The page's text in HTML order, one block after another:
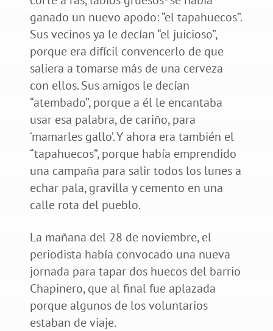
ganado un nuevo apodo: “el tapahuecos”.
Sus vecinos ya le decían “el juicioso”,
porque era difícil convencerlo de que
saliera a tomarse más de una cerveza
con ellos. Sus amigos le decían
“atembado”, porque a él le encantaba
usar esa palabra, de cariño, para
‘mamarles gallo’. Y ahora era también el
“tapahuecos”, porque había emprendido
una campaña para salir todos los lunes a
echar pala, gravilla y cemento en una
calle rota del pueblo.
La mañana del 28 de noviembre, el
periodista había convocado una nueva
jornada para tapar dos huecos del barrio
Chapinero, que al final fue aplazada
porque algunos de los voluntarios
estaban de viaje.